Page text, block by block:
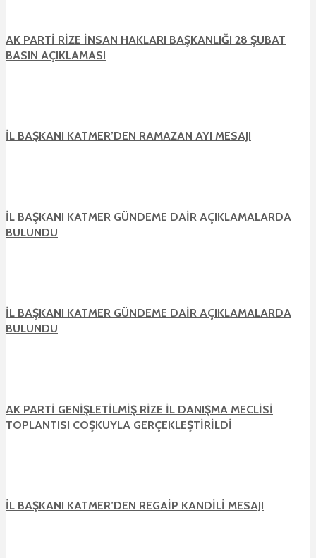
AK PARTİ RİZE İNSAN HAKLARI BAŞKANLIĞI 28 ŞUBAT
BASIN AÇIKLAMASI
İL BAŞKANI KATMER’DEN RAMAZAN AYI MESAJI
İL BAŞKANI KATMER GÜNDEME DAİR AÇIKLAMALARDA
BULUNDU
İL BAŞKANI KATMER GÜNDEME DAİR AÇIKLAMALARDA
BULUNDU
AK PARTİ GENİŞLETİLMİŞ RİZE İL DANIŞMA MECLİSİ
TOPLANTISI COŞKUYLA GERÇEKLEŞTİRİLDİ
İL BAŞKANI KATMER’DEN REGAİP KANDİLİ MESAJI